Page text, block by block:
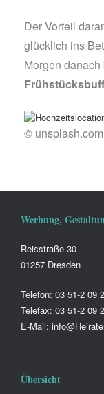
Der Vorteil
glücklich ins
Morgen
© unsplash.com
Werbung,
Reisstraße 30
01257 Dresden
Telefon: 03 51-2 09
Telefax: 03 51-2 09
E-Mail:
Übersicht